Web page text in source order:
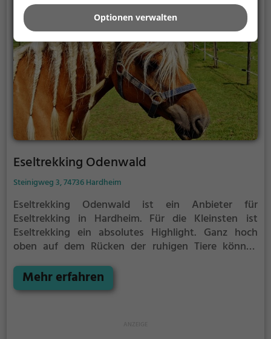
Eseltrekking Odenwald
Steinigweg 3, 74736 Hardheim
Eseltrekking Odenwald ist ein Anbieter für
Eseltrekking in Hardheim. Für die Kleinsten ist
Eseltrekking ein absolutes Highlight. Ganz hoch
oben auf dem Rücken der ruhigen Tiere können
Umgebung von Hardheim reiten.
Mehr erfahren
Optionen verwalten